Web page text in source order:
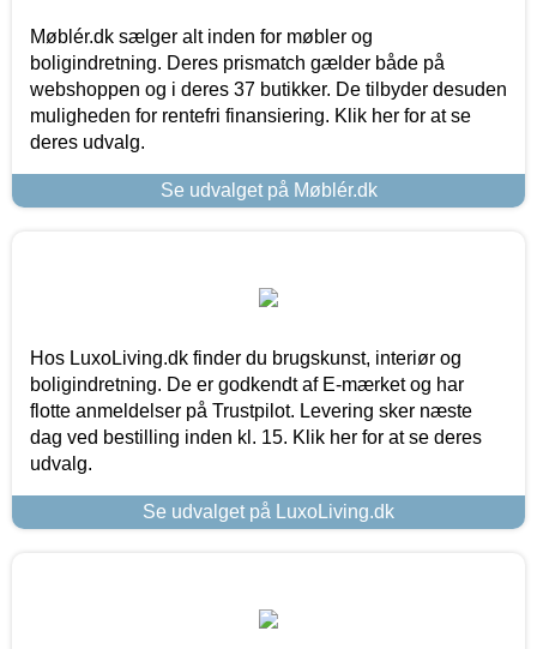
Møblér.dk sælger alt inden for møbler og
boligindretning. Deres prismatch gælder både på
webshoppen og i deres 37 butikker. De tilbyder desuden
muligheden for rentefri finansiering. Klik her for at se
deres udvalg.
Se udvalget på Møblér.dk
Hos LuxoLiving.dk finder du brugskunst, interiør og
boligindretning. De er godkendt af E-mærket og har
flotte anmeldelser på Trustpilot. Levering sker næste
dag ved bestilling inden kl. 15. Klik her for at se deres
udvalg.
Se udvalget på LuxoLiving.dk